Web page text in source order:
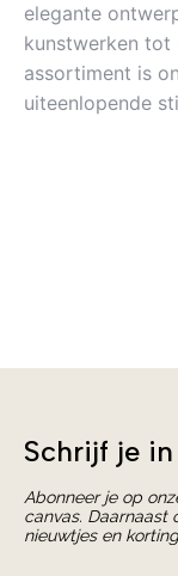
elegante
kunstwerken tot
assortiment is
uiteenlopende
Schrijf je
Abonneer je op
canvas. Daarnaast
nieuwtjes en